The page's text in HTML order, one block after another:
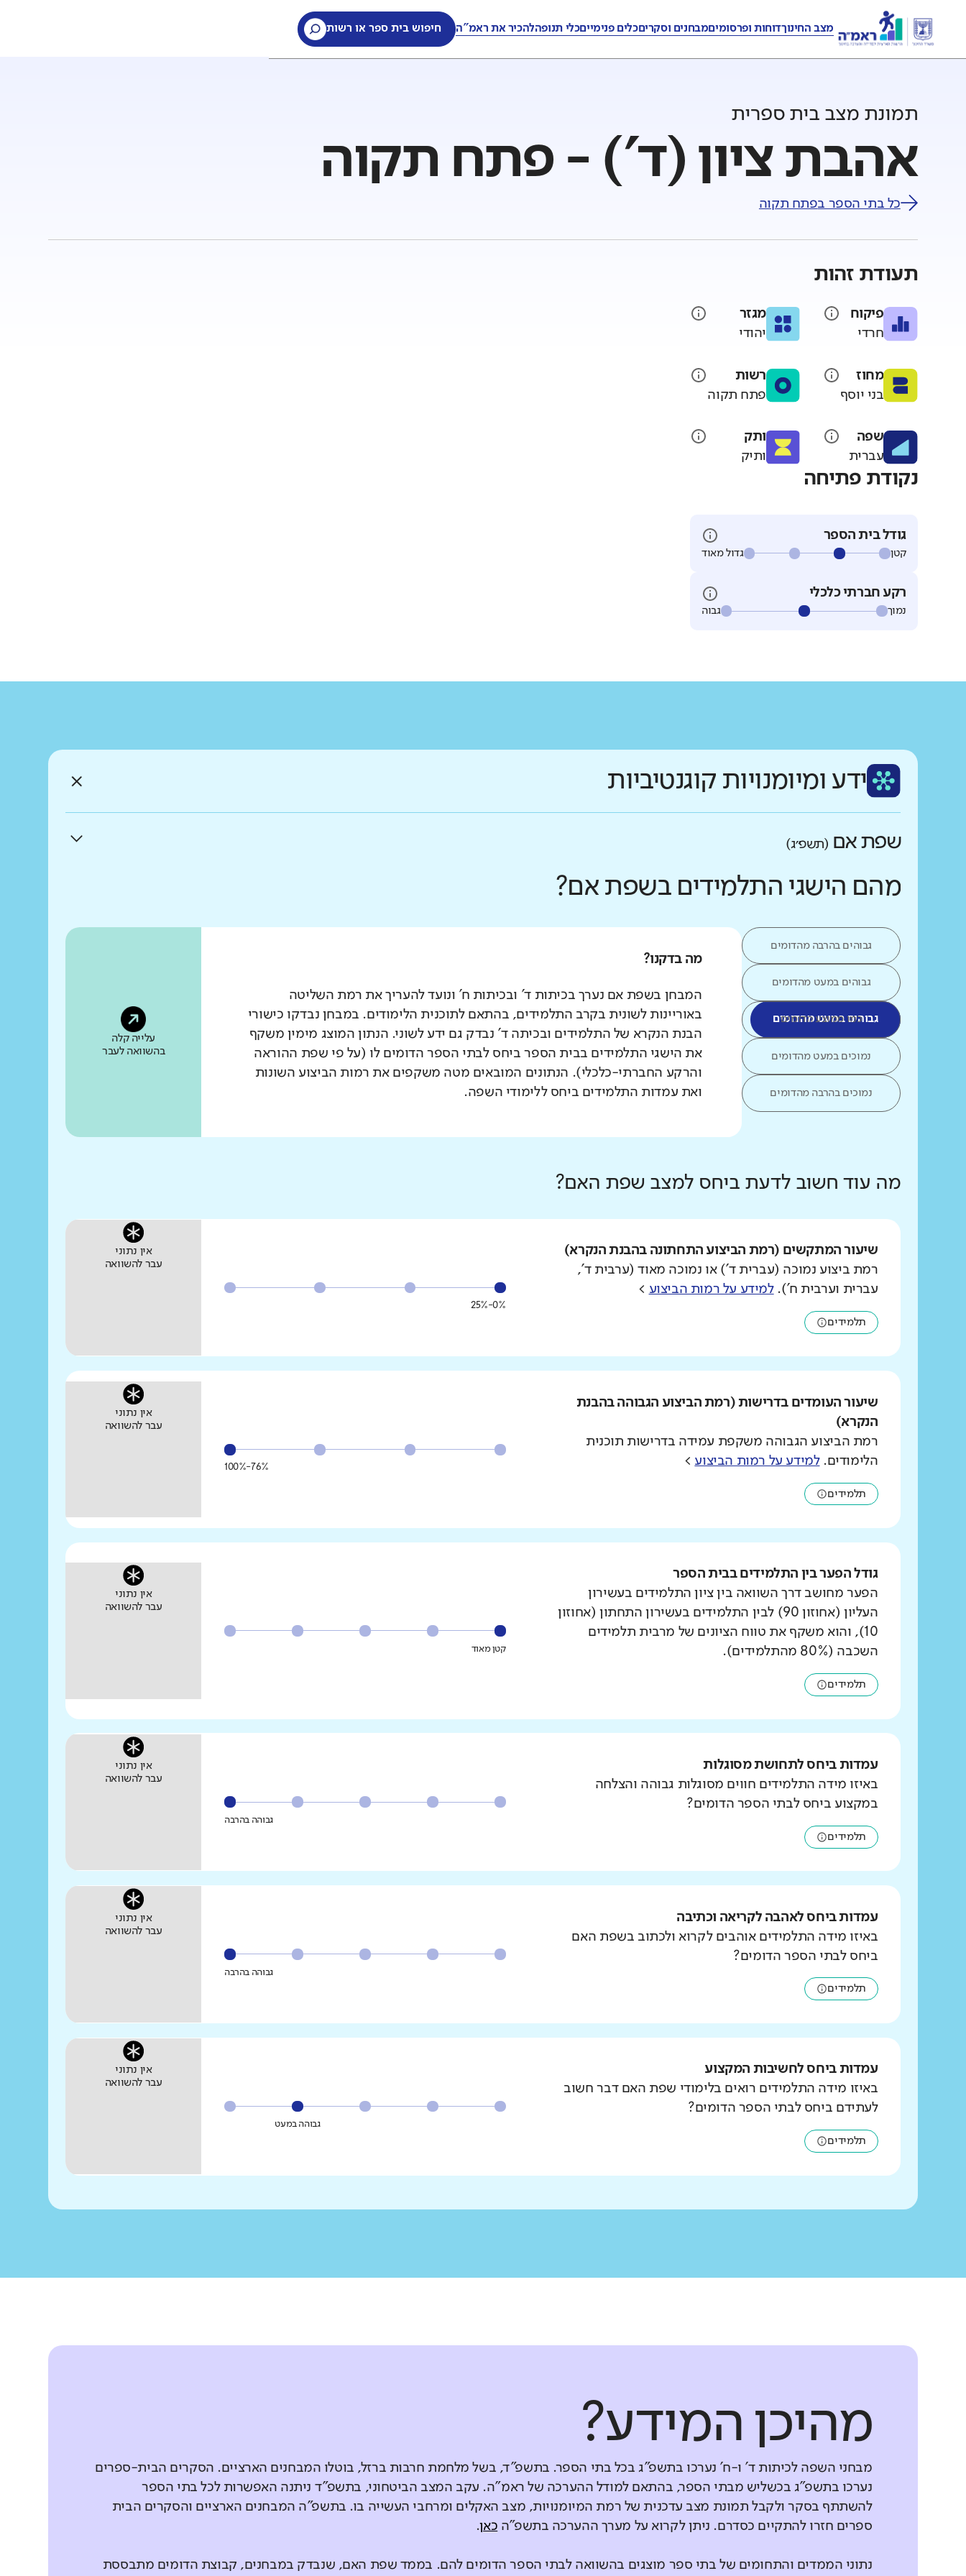
מצב החינוךדוחות ופרסומיםמבחנים וסקריםכלים פנימייםכלי תנופהלהכיר את ראמ"ה חיפוש בית ספר או רשות
תמונת מצב בית ספרית
אהבת ציון (ד') - פתח תקוה
כל בתי הספר בפתח תקוה
תעודת זהות
פיקוח
חרדי
מגזר
יהודי
מחוז
בני יוסף
רשות
פתח תקוה
שפה
עברית
ותק
ותיק
נקודת פתיחה
גודל בית הספר
גדול מאוד קטן
רקע חברתי כלכלי
גבוה נמוך
ידע ומיומנויות קוגנטיביות
שפת אם (תשפ״ג)
מהם הישגי התלמידים בשפת אם?
גבוהים בהרבה מהדומים
גבוהים במעט מהדומים
גבוהים במעט מהדומים
כמו ממוצע הדומים
נמוכים במעט מהדומים
נמוכים בהרבה מהדומים
מה בדקנו?
המבחן בשפת אם נערך בכיתות ד' ובכיתות ח' ונועד להעריך את רמת השליטה
באוריינות לשונית בקרב התלמידים, בהתאם לתוכנית הלימודים. במבחן נבדקו כישורי
הבנת הנקרא של התלמידים ובכיתה ד' נבדק גם ידע לשוני. הנתון המוצג מימין משקף
את הישגי התלמידים בבית הספר ביחס לבתי הספר הדומים לו (על פי שפת ההוראה
והרקע החברתי-כלכלי). הנתונים המובאים מטה משקפים את רמות הביצוע השונות
ואת עמדות התלמידים ביחס ללימודי השפה.
עלייה קלה
בהשוואה לעבר
מה עוד חשוב לדעת ביחס למצב שפת האם?
שיעור המתקשים (רמת הביצוע התחתונה בהבנת הנקרא)
רמת ביצוע נמוכה (עברית ד') או נמוכה מאוד (ערבית ד',
עברית וערבית ח').למידע על רמות הביצוע >
תלמידים
0%-25%
אין נתוני
עבר להשוואה
שיעור העומדים בדרישות (רמת הביצוע הגבוהה בהבנת
הנקרא)
רמת הביצוע הגבוהה משקפת עמידה בדרישות תוכנית
הלימודים.למידע על רמות הביצוע >
תלמידים
76%-100%
אין נתוני
עבר להשוואה
גודל הפער בין התלמידים בבית הספר
הפער מחושב דרך השוואה בין ציון התלמידים בעשירון
העליון (אחוזון 90) לבין התלמידים בעשירון התחתון (אחוזון
10), והוא משקף את טווח הציונים של מרבית תלמידים
השכבה (80% מהתלמידים).
תלמידים
קטן מאוד
אין נתוני
עבר להשוואה
עמדות ביחס לתחושת מסוגלות
באיזו מידה התלמידים חווים מסוגלות גבוהה והצלחה
במקצוע ביחס לבתי הספר הדומים?
תלמידים
גבוהה בהרבה
אין נתוני
עבר להשוואה
עמדות ביחס לאהבה לקריאה וכתיבה
באיזו מידה התלמידים אוהבים לקרוא ולכתוב בשפת האם
ביחס לבתי הספר הדומים?
תלמידים
גבוהה בהרבה
אין נתוני
עבר להשוואה
עמדות ביחס לחשיבות המקצוע
באיזו מידה התלמידים רואים בלימודי שפת האם דבר חשוב
לעתידם ביחס לבתי הספר הדומים?
תלמידים
גבוהה במעט
אין נתוני
עבר להשוואה
מהיכן המידע?
מבחני השפה לכיתות ד' ו-ח' נערכו בתשפ"ג בכל בתי הספר. בתשפ"ד, בשל מלחמת חרבות ברזל, בוטלו המבחנים הארציים. הסקרים הבית-ספרים
נערכו בתשפ"ג בכשליש מבתי הספר, בהתאם למודל ההערכה של ראמ"ה. עקב המצב הביטחוני, בתשפ"ד ניתנה האפשרות לכל בתי הספר
להשתתף בסקר ולקבל תמונת מצב עדכנית של רמת המיומנויות, מצב האקלים ומרחבי העשייה בו. בתשפ"ה המבחנים הארציים והסקרים הבית
ספרים חזרו להתקיים כסדרם. ניתן לקרוא על מערך ההערכה בתשפ"ה כאן.
נתוני הממדים והתחומים של בתי ספר מוצגים בהשוואה לבתי הספר הדומים להם. בממד שפת האם, שנבדק במבחנים, קבוצת הדומים מתבססת